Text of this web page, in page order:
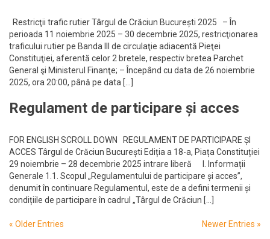
Restricţii trafic rutier Târgul de Crăciun București 2025 – În
perioada 11 noiembrie 2025 – 30 decembrie 2025, restricţionarea
traficului rutier pe Banda III de circulaţie adiacentă Pieţei
Constituţiei, aferentă celor 2 bretele, respectiv bretea Parchet
General şi Ministerul Finanţe; – Începând cu data de 26 noiembrie
2025, ora 20:00, până pe data […]
Regulament de participare și acces
FOR ENGLISH SCROLL DOWN REGULAMENT DE PARTICIPARE ȘI
ACCES Târgul de Crăciun București Ediția a 18-a, Piața Constituției
29 noiembrie – 28 decembrie 2025 intrare liberă I. Informații
Generale 1.1. Scopul „Regulamentului de participare și acces”,
denumit în continuare Regulamentul, este de a defini termenii și
condițiile de participare în cadrul „Târgul de Crăciun […]
« Older Entries Newer Entries »